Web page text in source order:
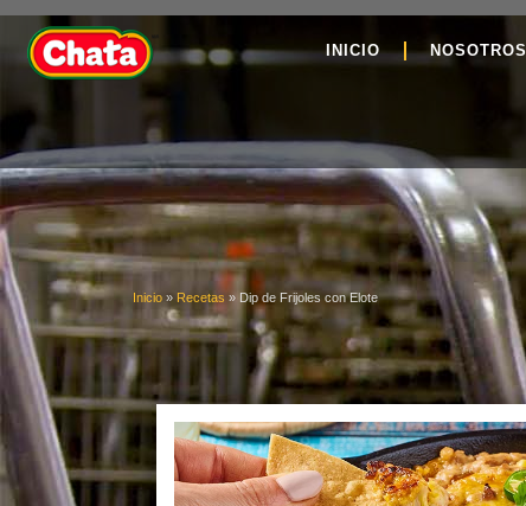
INICIO NOSOTROS
Inicio » Recetas » Dip de Frijoles con Elote